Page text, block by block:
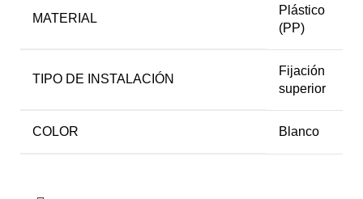
MATERIAL
Plástico
(PP)
TIPO DE INSTALACIÓN
Fijación
superior
COLOR Blanco